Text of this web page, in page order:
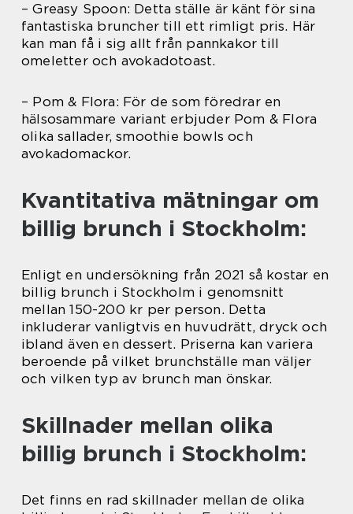
– Greasy Spoon: Detta ställe är känt för sina
fantastiska bruncher till ett rimligt pris. Här
kan man få i sig allt från pannkakor till
omeletter och avokadotoast.
– Pom & Flora: För de som föredrar en
hälsosammare variant erbjuder Pom & Flora
olika sallader, smoothie bowls och
avokadomackor.
Kvantitativa mätningar om
billig brunch i Stockholm:
Enligt en undersökning från 2021 så kostar en
billig brunch i Stockholm i genomsnitt
mellan 150-200 kr per person. Detta
inkluderar vanligtvis en huvudrätt, dryck och
ibland även en dessert. Priserna kan variera
beroende på vilket brunchställe man väljer
och vilken typ av brunch man önskar.
Skillnader mellan olika
billig brunch i Stockholm:
Det finns en rad skillnader mellan de olika